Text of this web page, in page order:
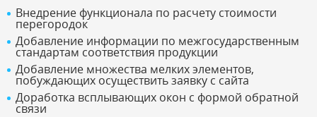
Внедрение функционала по расчету стоимости
перегородок
Добавление информации по межгосударственным
стандартам соответствия продукции
Добавление множества мелких элементов,
побуждающих осуществить заявку с сайта
Доработка всплывающих окон с формой обратной
связи